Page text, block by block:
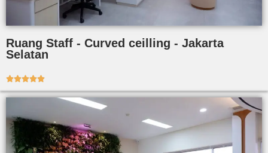
Ruang Staff - Curved ceilling - Jakarta
Selatan
